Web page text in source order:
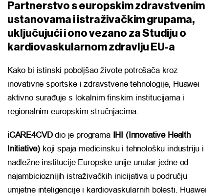
Partnerstvo s europskim zdravstvenim
ustanovama i istraživačkim grupama,
uključujući i ono vezano za Studiju o
kardiovaskularnom zdravlju EU-a
Kako bi istinski poboljšao živote potrošača kroz
inovativne sportske i zdravstvene tehnologije, Huawei
aktivno surađuje s lokalnim finskim institucijama i
regionalnim europskim stručnjacima.
iCARE4CVDdio je programa IHI (Innovative Health
Initiative) koji spaja medicinsku i tehnološku industriju i
nadležne institucije Europske unije unutar jedne od
najambicioznijih istraživačkih inicijativa u području
umjetne inteligencije i kardiovaskularnih bolesti. Huawei